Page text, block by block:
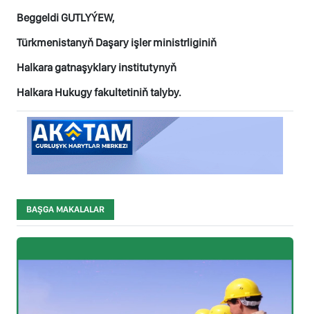
Beggeldi GUTLYÝEW,
Türkmenistanyň Daşary işler ministrliginiň
Halkara gatnaşyklary institutynyň
Halkara Hukugy fakultetiniň talyby.
BAŞGA MAKALALAR